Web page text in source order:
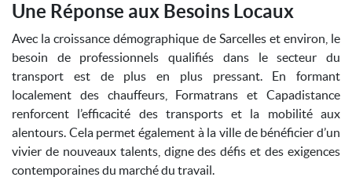
Une Réponse aux Besoins Locaux
Avec la croissance démographique de Sarcelles et environ, le
besoin de professionnels qualifiés dans le secteur du
transport est de plus en plus pressant. En formant
localement des chauffeurs, Formatrans et Capadistance
renforcent l’efficacité des transports et la mobilité aux
alentours. Cela permet également à la ville de bénéficier d’un
vivier de nouveaux talents, digne des défis et des exigences
contemporaines du marché du travail.